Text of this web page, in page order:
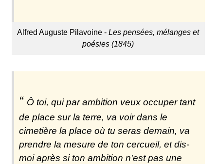
Alfred Auguste Pilavoine -Les pensées, mélanges et
poésies (1845)
Ô toi, qui par ambition veux occuper tant
de place sur la terre, va voir dans le
cimetière la place où tu seras demain, va
prendre la mesure de ton cercueil, et dis-
moi après si ton ambition n'est pas une